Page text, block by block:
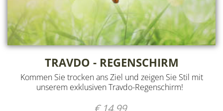
TRAVDO - REGENSCHIRM
Kommen Sie trocken ans Ziel und zeigen Sie Stil mit
unserem exklusiven Travdo-Regenschirm!
€ 14,99